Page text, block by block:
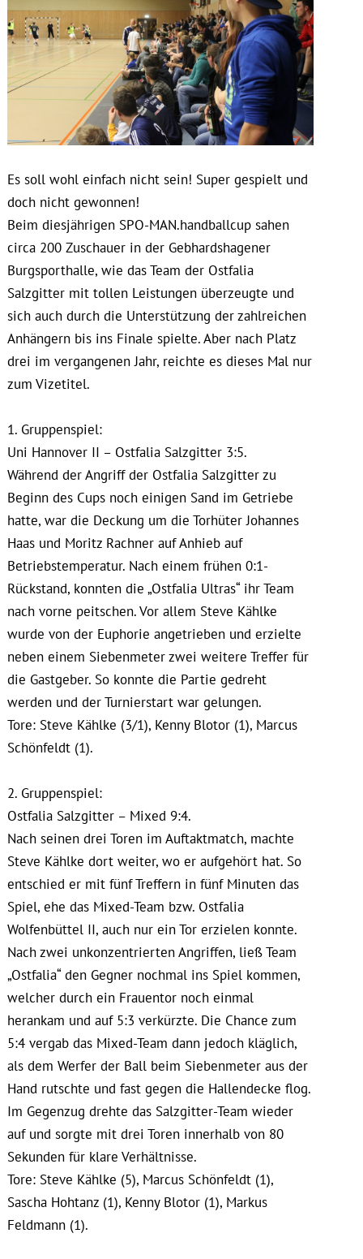
Es soll wohl einfach nicht sein! Super gespielt und
doch nicht gewonnen!
Beim diesjährigen SPO-MAN.handballcup sahen
circa 200 Zuschauer in der Gebhardshagener
Burgsporthalle, wie das Team der Ostfalia
Salzgitter mit tollen Leistungen überzeugte und
sich auch durch die Unterstützung der zahlreichen
Anhängern bis ins Finale spielte. Aber nach Platz
drei im vergangenen Jahr, reichte es dieses Mal nur
zum Vizetitel.
1. Gruppenspiel:
Uni Hannover II – Ostfalia Salzgitter 3:5.
Während der Angriff der Ostfalia Salzgitter zu
Beginn des Cups noch einigen Sand im Getriebe
hatte, war die Deckung um die Torhüter Johannes
Haas und Moritz Rachner auf Anhieb auf
Betriebstemperatur. Nach einem frühen 0:1-
Rückstand, konnten die „Ostfalia Ultras“ ihr Team
nach vorne peitschen. Vor allem Steve Kählke
wurde von der Euphorie angetrieben und erzielte
neben einem Siebenmeter zwei weitere Treffer für
die Gastgeber. So konnte die Partie gedreht
werden und der Turnierstart war gelungen.
Tore: Steve Kählke (3/1), Kenny Blotor (1), Marcus
Schönfeldt (1).
2. Gruppenspiel:
Ostfalia Salzgitter – Mixed 9:4.
Nach seinen drei Toren im Auftaktmatch, machte
Steve Kählke dort weiter, wo er aufgehört hat. So
entschied er mit fünf Treffern in fünf Minuten das
Spiel, ehe das Mixed-Team bzw. Ostfalia
Wolfenbüttel II, auch nur ein Tor erzielen konnte.
Nach zwei unkonzentrierten Angriffen, ließ Team
„Ostfalia“ den Gegner nochmal ins Spiel kommen,
welcher durch ein Frauentor noch einmal
herankam und auf 5:3 verkürzte. Die Chance zum
5:4 vergab das Mixed-Team dann jedoch kläglich,
als dem Werfer der Ball beim Siebenmeter aus der
Hand rutschte und fast gegen die Hallendecke flog.
Im Gegenzug drehte das Salzgitter-Team wieder
auf und sorgte mit drei Toren innerhalb von 80
Sekunden für klare Verhältnisse.
Tore: Steve Kählke (5), Marcus Schönfeldt (1),
Sascha Hohtanz (1), Kenny Blotor (1), Markus
Feldmann (1).